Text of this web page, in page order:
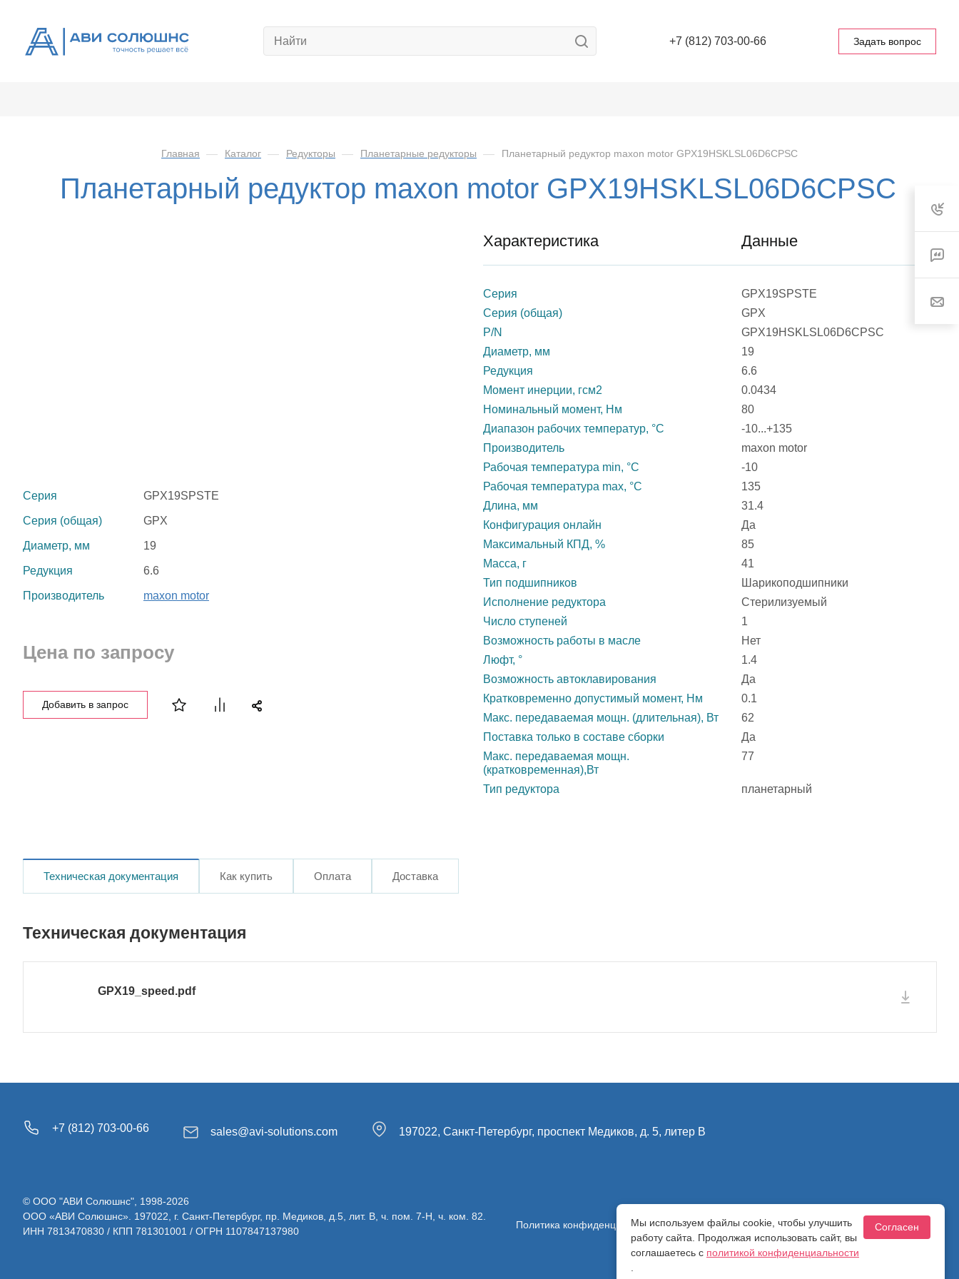
+7 (812) 703-00-66 Задать вопрос
Главная — Каталог — Редукторы — Планетарные редукторы — Планетарный редуктор maxon motor GPX19HSKLSL06D6CPSC
Планетарный редуктор maxon motor GPX19HSKLSL06D6CPSC
Серия GPX19SPSTE
Серия (общая) GPX
Диаметр, мм 19
Редукция 6.6
Производитель maxon motor
Цена по запросу
Добавить в запрос
Характеристика Данные
Серия
GPX19SPSTE
Серия (общая)
GPX
P/N
GPX19HSKLSL06D6CPSC
Диаметр, мм
19
Редукция
6.6
Момент инерции, гсм2
0.0434
Номинальный момент, Нм
80
Диапазон рабочих температур, °С
-10...+135
Производитель
maxon motor
Рабочая температура min, °С
-10
Рабочая температура max, °С
135
Длина, мм
31.4
Конфигурация онлайн
Да
Максимальный КПД, %
85
Масса, г
41
Тип подшипников
Шарикоподшипники
Исполнение редуктора
Стерилизуемый
Число ступеней
1
Возможность работы в масле
Нет
Люфт, °
1.4
Возможность автоклавирования
Да
Кратковременно допустимый момент, Нм
0.1
Макс. передаваемая мощн. (длительная), Вт
62
Поставка только в составе сборки
Да
Макс. передаваемая мощн.
(кратковременная),Вт
77
Тип редуктора планетарный
Техническая документация Как купить Оплата Доставка
Техническая документация
GPX19_speed.pdf
+7 (812) 703-00-66 sales@avi-solutions.com 197022, Санкт-Петербург, проспект Медиков, д. 5, литер В
© ООО "АВИ Солюшнс", 1998-2026
ООО «АВИ Солюшнс». 197022, г. Санкт-Петербург, пр. Медиков, д.5, лит. В, ч. пом. 7-Н, ч. ком. 82.
ИНН 7813470830 / КПП 781301001 / ОГРН 1107847137980
Политика конфиденциальностиМы используем файлы cookie, чтобы улучшить
работу сайта. Продолжая использовать сайт, вы
соглашаетесь с политикой конфиденциальности
Согласен